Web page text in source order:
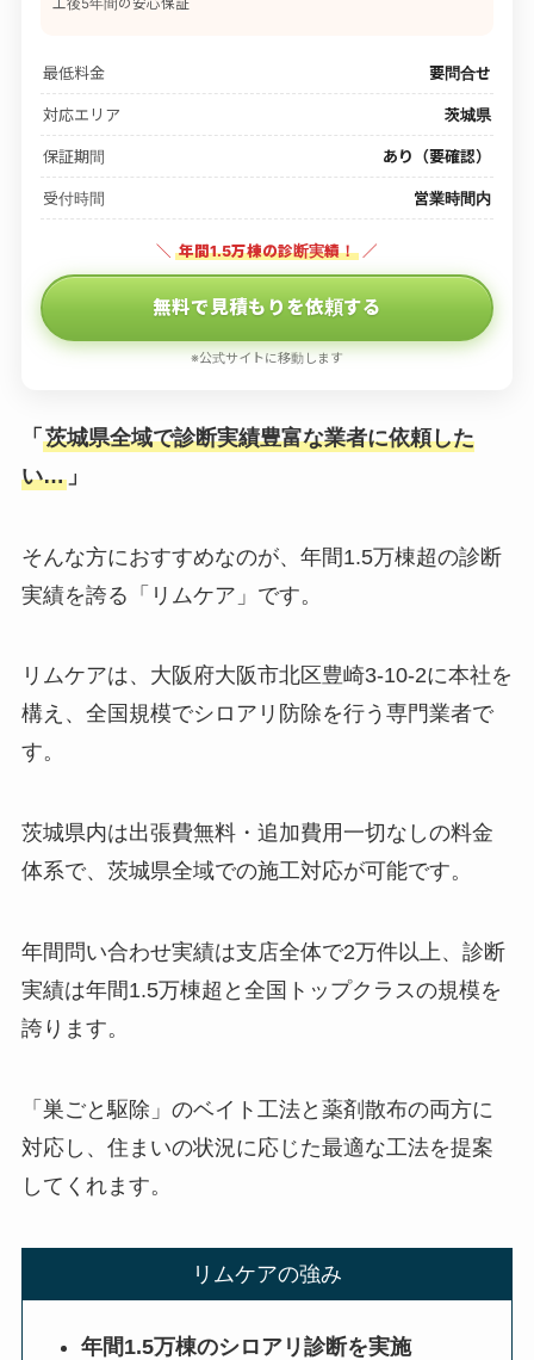
工後5年間の安心保証
最低料金 要問合せ
対応エリア 茨城県
保証期間 あり（要確認）
受付時間 営業時間内
＼ 年間1.5万棟の診断実績！ ／
無料で見積もりを依頼する
※公式サイトに移動します
「 茨城県全域で診断実績豊富な業者に依頼した
い…」
そんな方におすすめなのが、年間1.5万棟超の診断
実績を誇る「リムケア」です。
リムケアは、大阪府大阪市北区豊崎3-10-2に本社を
構え、全国規模でシロアリ防除を行う専門業者で
す。
茨城県内は出張費無料・追加費用一切なしの料金
体系で、茨城県全域での施工対応が可能です。
年間問い合わせ実績は支店全体で2万件以上、診断
実績は年間1.5万棟超と全国トップクラスの規模を
誇ります。
「巣ごと駆除」のベイト工法と薬剤散布の両方に
対応し、住まいの状況に応じた最適な工法を提案
してくれます。
リムケアの強み
年間1.5万棟のシロアリ診断を実施